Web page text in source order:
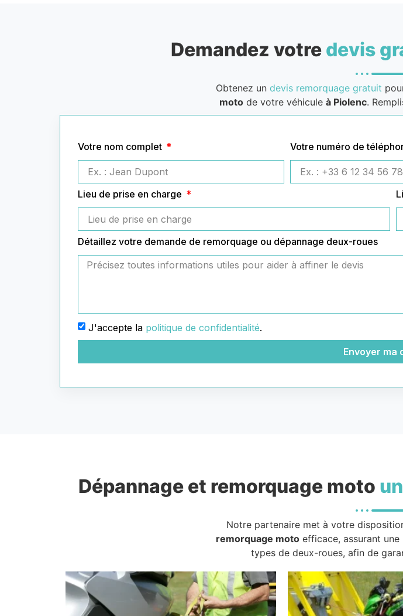
Demandez votre devis
Obtenez un devis remorquage gratuit
motode votre véhicule à Piolenc.
Votre nom complet Votre numéro de
Lieu de prise en charge
Détaillez votre demande de remorquage ou dépannage deux-roues
J'accepte la politique de confidentialité.
Envoyer ma
Dépannage et remorquage moto
Notre partenaire met à votre
remorquage motoefficace, assurant
types de deux-roues, afin de